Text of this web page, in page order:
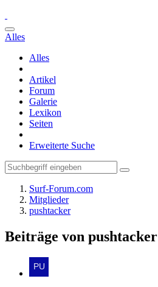
Alles
Alles
Artikel
Forum
Galerie
Lexikon
Seiten
Erweiterte Suche
Surf-Forum.com
Mitglieder
pushtacker
Beiträge von pushtacker